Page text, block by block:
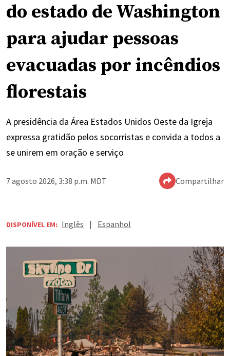
do estado de Washington
para ajudar pessoas
evacuadas por incêndios
florestais
A presidência da Área Estados Unidos Oeste da Igreja
expressa gratidão pelos socorristas e convida a todos a
se unirem em oração e serviço
7 agosto 2026, 3:38 p.m. MDT Compartilhar
DISPONÍVEL EM: Inglês | Espanhol